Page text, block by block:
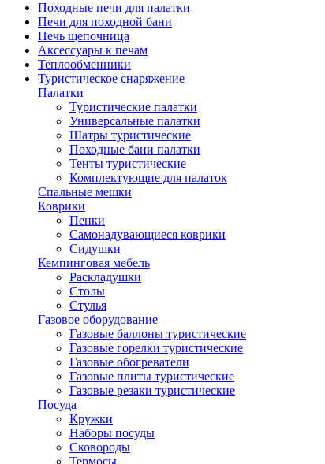
Походные печи для палатки
Печи для походной бани
Печь щепочница
Аксессуары к печам
Теплообменники
Туристическое снаряжение
Палатки
Туристические палатки
Универсальные палатки
Шатры туристические
Походные бани палатки
Тенты туристические
Комплектующие для палаток
Спальные мешки
Коврики
Пенки
Самонадувающиеся коврики
Сидушки
Кемпинговая мебель
Раскладушки
Столы
Стулья
Газовое оборудование
Газовые баллоны туристические
Газовые горелки туристические
Газовые обогреватели
Газовые плиты туристические
Газовые резаки туристические
Посуда
Кружки
Наборы посуды
Сковороды
Термосы